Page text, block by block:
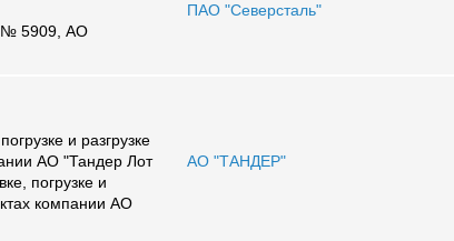
№ 5909, АО
ПАО "Северсталь"
и разгрузке
АО "Тандер Лот
погрузке и
компании АО
АО "ТАНДЕР"